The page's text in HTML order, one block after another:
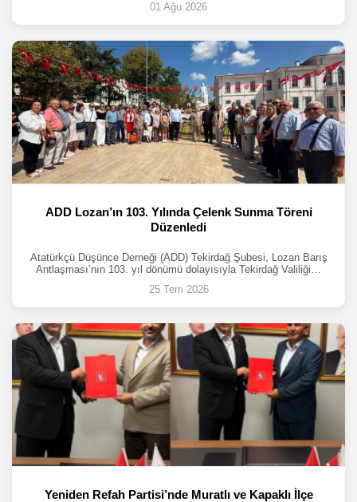
01 Ağu 2026
ADD Lozan’ın 103. Yılında Çelenk Sunma Töreni
Düzenledi
Atatürkçü Düşünce Derneği (ADD) Tekirdağ Şubesi, Lozan Barış
Antlaşması’nın 103. yıl dönümü dolayısıyla Tekirdağ Valiliği…
25 Tem 2026
Yeniden Refah Partisi’nde Muratlı ve Kapaklı İlçe